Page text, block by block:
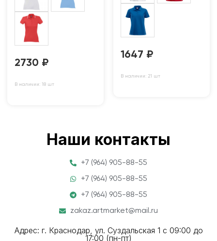
2730 ₽
В наличии: 18 шт
1647 ₽
В наличии: 21 шт
Наши контакты
+7 (964) 905-88-55
+7 (964) 905-88-55
+7 (964) 905-88-55
zakaz.artmarket@mail.ru
Адрес: г. Краснодар, ул. Суздальская 1 с 09:00 до
17:00 (пн-пт)